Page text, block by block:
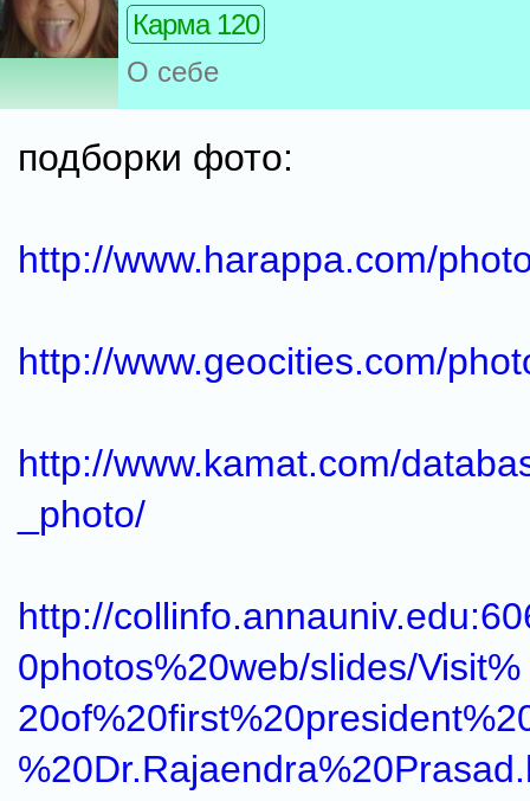
Карма 120
О себе
подборки фото:
http://www.harappa.com/
http://www.geocities.com/
http://www.kamat.com/
_photo/
http://
0photos%20web/slides/Visit%